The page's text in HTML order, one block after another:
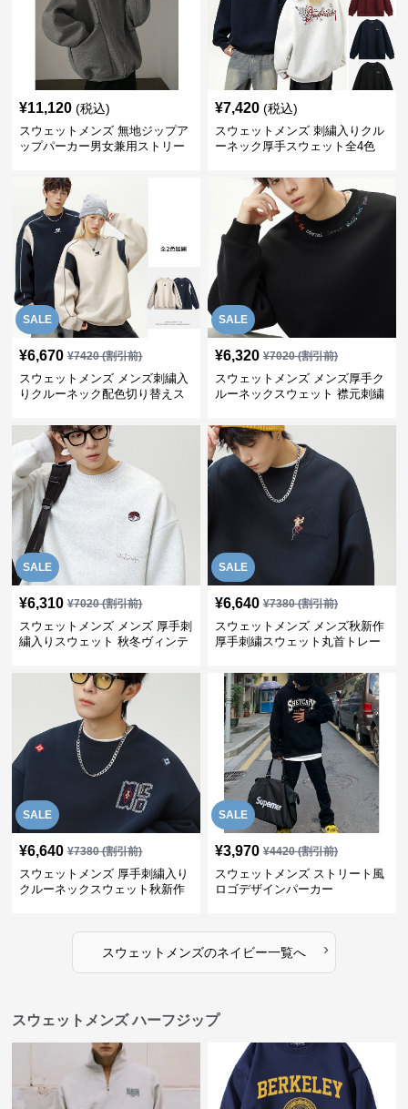
¥11,120 (税込)
スウェットメンズ 無地ジップア
ップパーカー男女兼用ストリー
¥7,420 (税込)
スウェットメンズ 刺繍入りクル
ーネック厚手スウェット全4色
SALE
¥6,670 ¥7420(割引前)
スウェットメンズ メンズ刺繍入
りクルーネック配色切り替えス
SALE
¥6,320 ¥7020(割引前)
スウェットメンズ メンズ厚手ク
ルーネックスウェット 襟元刺繍
SALE
¥6,310 ¥7020(割引前)
スウェットメンズ メンズ 厚手刺
繍入りスウェット 秋冬ヴィンテ
SALE
¥6,640 ¥7380(割引前)
スウェットメンズ メンズ秋新作
厚手刺繍スウェット丸首トレー
SALE
¥6,640 ¥7380(割引前)
スウェットメンズ 厚手刺繍入り
クルーネックスウェット秋新作
SALE
¥3,970 ¥4420(割引前)
スウェットメンズ ストリート風
ロゴデザインパーカー
スウェットメンズのネイビー一覧へ ›
スウェットメンズ ハーフジップ